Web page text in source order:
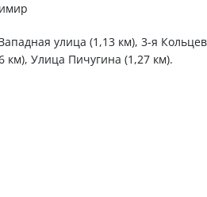
улица (1,13 км), 3-я
км), Улица Пичугина (1,27 км).